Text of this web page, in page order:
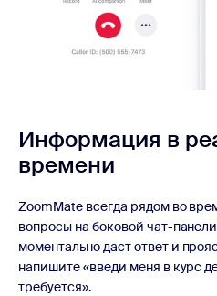
Информация в
времени
ZoomMate всегда рядом во
вопросы на боковой чат-
моментально даст ответ и
напишите «введи меня в курс
требуется».